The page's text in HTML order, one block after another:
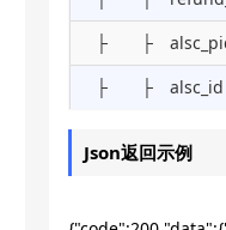
├ ├
├ ├ alsc_id
Json返回示例